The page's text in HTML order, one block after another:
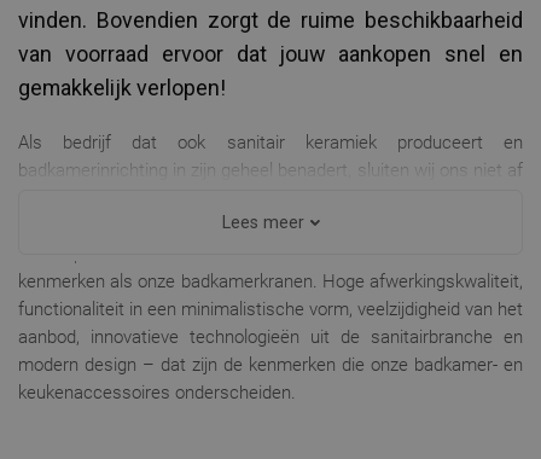
vinden. Bovendien zorgt de ruime beschikbaarheid
van voorraad ervoor dat jouw aankopen snel en
gemakkelijk verlopen!
Als bedrijf dat ook sanitair keramiek produceert en
badkamerinrichting in zijn geheel benadert, sluiten wij ons niet af
design als de breedte van ons assortiment. Wij bieden ook vele
kenmerken als onze badkamerkranen. Hoge afwerkingskwaliteit,
functionaliteit in een minimalistische vorm, veelzijdigheid van het
aanbod, innovatieve technologieën uit de sanitairbranche en
modern design – dat zijn de kenmerken die onze badkamer- en
keukenaccessoires onderscheiden.
Lees meer